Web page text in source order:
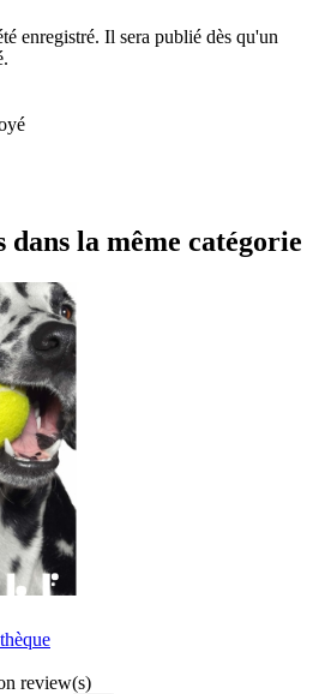
enregistré. Il sera publié dès qu'un
la même catégorie
review(s)